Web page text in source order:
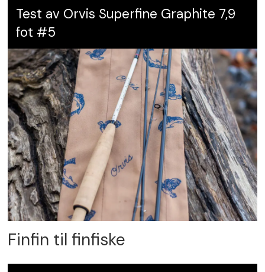
Test av Orvis Superfine Graphite 7,9
fot #5
Finfin til finfiske